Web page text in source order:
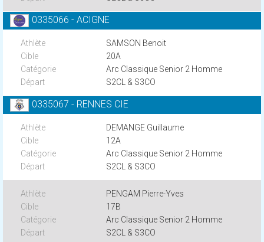
0335066 - ACIGNE
SAMSON Benoit
20A
Arc Classique Senior 2 Homme
S2CL & S3CO
0335067 - RENNES CIE
DEMANGE Guillaume
12A
Arc Classique Senior 2 Homme
S2CL & S3CO
PENGAM Pierre-Yves
17B
Arc Classique Senior 2 Homme
S2CL & S3CO